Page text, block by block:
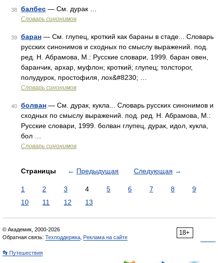
38 балбес — См. дурак …
Словарь синонимов
39 баран — См. глупец, кроткий как бараны в стаде... Словарь
русских синонимов и сходных по смыслу выражений. под.
ред. Н. Абрамова, М.: Русские словари, 1999. баран овен,
баранчик, архар, муфлон; кроткий; глупец; толсторог,
полудурок, простофиля, лох&#8230; …
Словарь синонимов
40 болван — См. дурак, кукла... Словарь русских синонимов и
сходных по смыслу выражений. под. ред. Н. Абрамова, М.:
Русские словари, 1999. болван глупец, дурак, идол, кукла,
бол …
Словарь синонимов
Страницы ← Предыдущая Следующая →
1 2 3 4 5 6 7 8
9
10
11 12 13
18+
© Академик, 2000-2026
Обратная связь: Техподдержка Реклама на сайте
👣 Путешествия